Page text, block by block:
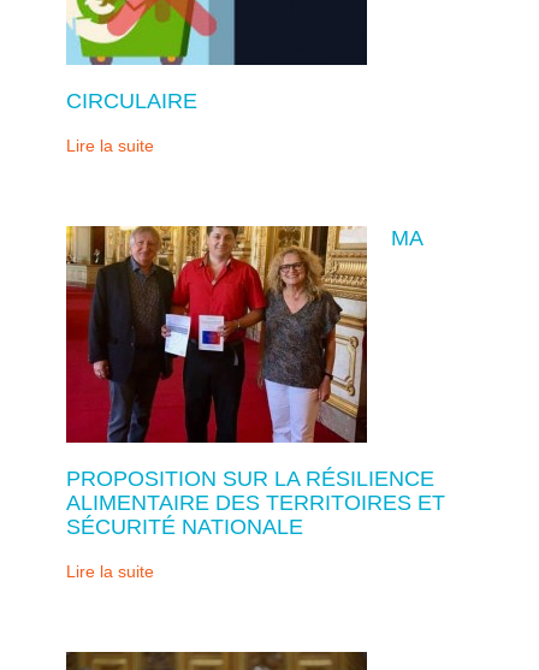
CIRCULAIRE
Lire la suite
MA
PROPOSITION SUR LA RÉSILIENCE
ALIMENTAIRE DES TERRITOIRES ET
SÉCURITÉ NATIONALE
Lire la suite